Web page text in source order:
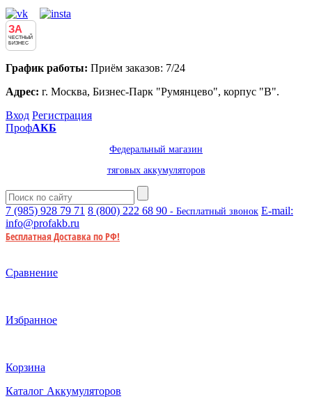
ЗА
ЧЕСТНЫЙ
БИЗНЕС
График работы: Приём заказов: 7/24
Адрес: г. Москва, Бизнес-Парк "Румянцево", корпус "В".
Вход Регистрация
ПрофАКБ
Федеральный магазин
тяговых аккумуляторов
7 (985) 928 79 71 8 (800) 222 68 90 - Бесплатный звонок E-mail:
info@profakb.ru
Бесплатная Доставка по РФ!
Сравнение
Избранное
Корзина
Каталог Аккумуляторов